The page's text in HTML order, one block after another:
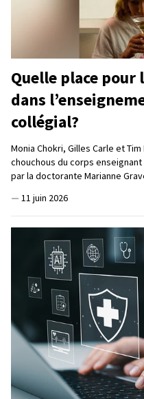
Quelle place
dans
collégial?
Monia Chokri, Gilles Carle et
chouchous du corps
par la doctorante Marianne
— 11 juin 2026